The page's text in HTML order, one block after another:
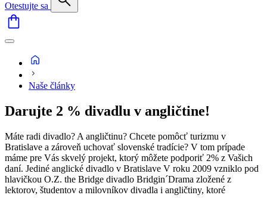
Otestujte sa
Naše články
Darujte 2 % divadlu v angličtine!
Máte radi divadlo? A angličtinu? Chcete pomôcť turizmu v
Bratislave a zároveň uchovať slovenské tradície? V tom prípade
máme pre Vás skvelý projekt, ktorý môžete podporiť 2% z Vašich
daní. Jediné anglické divadlo v Bratislave V roku 2009 vzniklo pod
hlavičkou O.Z. the Bridge divadlo Bridgin´Drama zložené z
lektorov, študentov a milovníkov divadla i angličtiny, ktoré